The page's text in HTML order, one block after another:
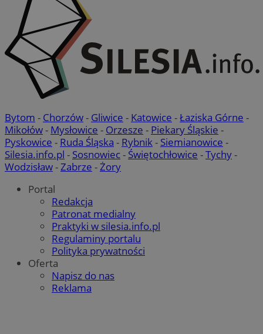
Bytom - Chorzów- Gliwice - Katowice -Łaziska Górne -
Mikołów- Mysłowice - Orzesze - Piekary Śląskie -
Pyskowice - Ruda Śląska - Rybnik- Siemianowice -
Silesia.info.pl - Sosnowiec- Świętochłowice -Tychy-
Wodzisław-Zabrze -Żory
Portal
Redakcja
Patronat medialny
Praktyki w silesia.info.pl
Regulaminy portalu
Polityka prywatności
Oferta
Napisz do nas
Reklama